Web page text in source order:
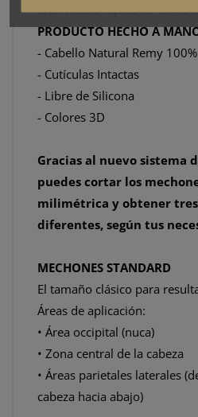
una mezcla rápida de tonos
PRODUCTO HECHO A
- Cabello Natural Remy 100%
- Cutículas Intactas
- Libre de Silicona
- Colores 3D
Gracias al nuevo sistema
puedes cortar los
milimétrica y obtener
diferentes, según tus
MECHONES STANDARD
El tamaño clásico para
Áreas de aplicación:
• Área occipital (nuca)
• Zona central de la cabeza
• Áreas parietales laterales
cabeza hacia abajo)